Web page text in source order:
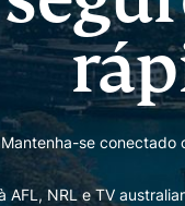
Mantenha-se conectado
AFL, NRL e TV